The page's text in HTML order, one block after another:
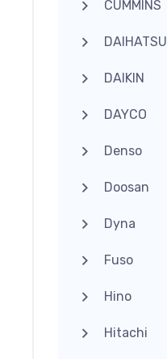
CUMMINS
DAIHATSU
DAIKIN
DAYCO
Denso
Doosan
Dyna
Fuso
Hino
Hitachi